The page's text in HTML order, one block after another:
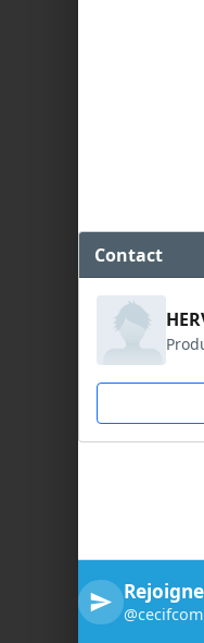
Contact